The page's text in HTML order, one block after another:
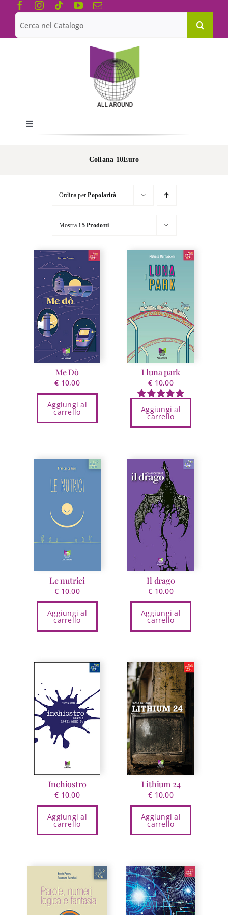
Salta
contenuto
Cerca
per:
Toggle
Navigation
Collana 10Euro
Ordina perPopolarità
Mostra 15 Prodotti
Me Dò
€ 10,00
Aggiungi al
carrello
I luna park
Valutato
5.00su 5
€ 10,00
Aggiungi al
carrello
Le nutrici
€ 10,00
Aggiungi al
carrello
Il drago
€ 10,00
Aggiungi al
carrello
Inchiostro
€ 10,00
Aggiungi al
carrello
Lithium 24
€ 10,00
Aggiungi al
carrello